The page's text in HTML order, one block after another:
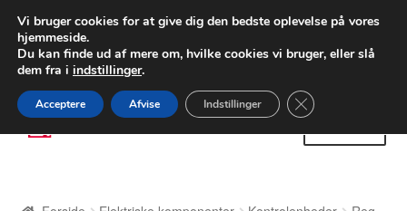
LEVERING fra 55 kr.
FEDEX verdensomspændende forsendelse
80 82 72 02
Spring
til
Spring
til
Vi bruger cookies for at give dig den bedste oplevelse på vores
hjemmeside.
Du kan finde ud af mere om, hvilke cookies vi bruger, eller slå
dem fra i indstillinger.
Acceptere Afvise Indstillinger Close GDPR